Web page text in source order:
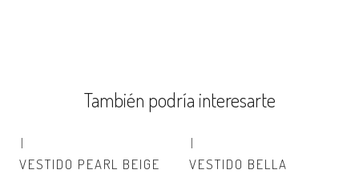
También podría interesarte
|
VESTIDO PEARL BEIGE
|
VESTIDO BELLA